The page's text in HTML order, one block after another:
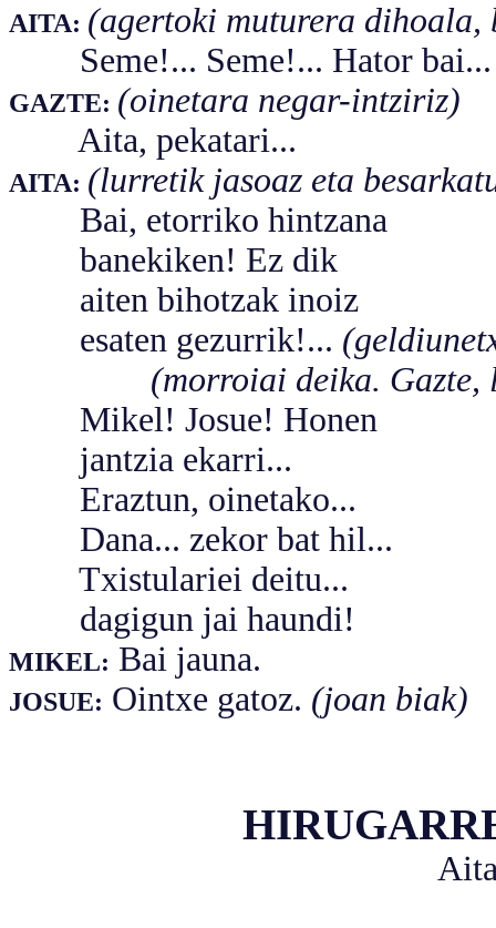
AITA: (agertoki muturera dihoala,
Seme!... Seme!... Hator bai...
GAZTE: (oinetara negar-intziriz)
Aita, pekatari...
AITA: (lurretik jasoaz eta
Bai, etorriko hintzana
banekiken! Ez dik
aiten bihotzak inoiz
esaten gezurrik!...
(morroiai deika. Gazte,
Mikel! Josue! Honen
jantzia ekarri...
Eraztun, oinetako...
Dana... zekor bat hil...
Txistulariei deitu...
dagigun jai haundi!
MIKEL: Bai jauna.
JOSUE: Ointxe gatoz. (joan biak)